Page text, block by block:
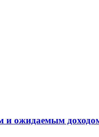
и ожидаемым